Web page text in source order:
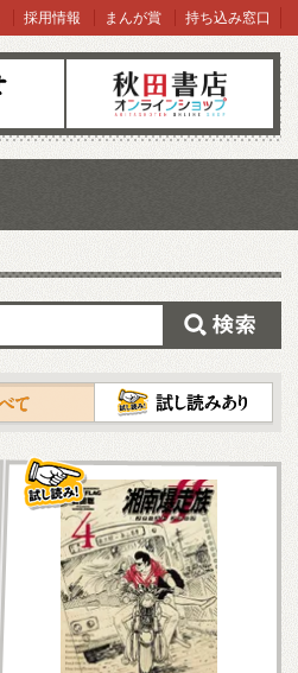
オンラインショップ
採用情報 まんが賞 持ち込み窓口